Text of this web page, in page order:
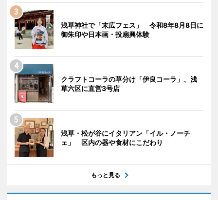
浅草神社で「末広フェス」 令和8年8月8日に
御朱印や日本画・投扇興体験
クラフトコーラの草分け「伊良コーラ」、浅
草六区に直営3号店
浅草・松が谷にイタリアン「イル・ノーチ
ェ」 区内の器や食材にこだわり
もっと見る